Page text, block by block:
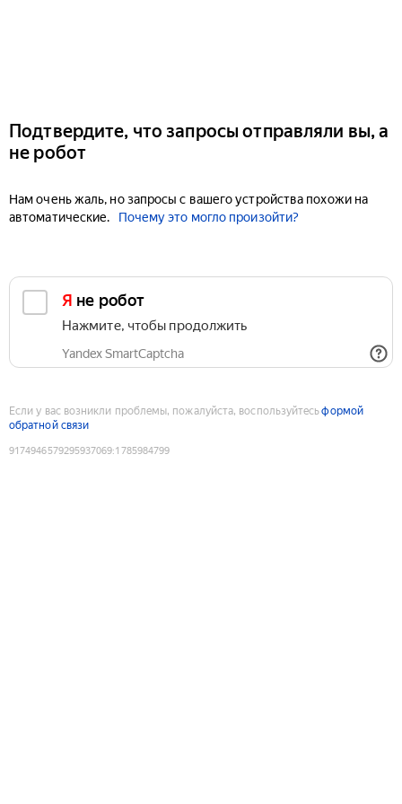
Подтвердите, что запросы отправляли вы, а
не робот
Нам очень жаль, но запросы с вашего устройства похожи на
автоматические.
Почему это могло произойти?
Я не робот
Нажмите, чтобы продолжить
Yandex SmartCaptcha
Если у вас возникли проблемы, пожалуйста, воспользуйтесьформой
обратной связи
9174946579295937069:1785984799